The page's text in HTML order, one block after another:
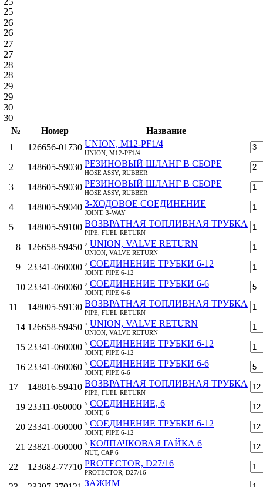
25
26
26
27
27
28
28
29
29
30
30
№ Номер
Название
1
126656-01730 UNION, M12-PF1/4
UNION, M12-PF1/4
2 148605-59030 РЕЗИНОВЫЙ ШЛАНГ В СБОРЕ
HOSE ASSY, RUBBER
3 148605-59030 РЕЗИНОВЫЙ ШЛАНГ В СБОРЕ
HOSE ASSY, RUBBER
4 148005-59040 3-ХОДОВОЕ СОЕДИНЕНИЕ
JOINT, 3-WAY
5 148005-59100 ВОЗВРАТНАЯ ТОПЛИВНАЯ ТРУБКА
PIPE, FUEL RETURN
8 126658-59450 › UNION, VALVE RETURN
UNION, VALVE RETURN
9 23341-060000 › СОЕДИНЕНИЕ ТРУБКИ 6-12
JOINT, PIPE 6-12
10 23341-060060 › СОЕДИНЕНИЕ ТРУБКИ 6-6
JOINT, PIPE 6-6
11 148005-59130 ВОЗВРАТНАЯ ТОПЛИВНАЯ ТРУБКА
PIPE, FUEL RETURN
14 126658-59450 › UNION, VALVE RETURN
UNION, VALVE RETURN
15 23341-060000 › СОЕДИНЕНИЕ ТРУБКИ 6-12
JOINT, PIPE 6-12
16 23341-060060 › СОЕДИНЕНИЕ ТРУБКИ 6-6
JOINT, PIPE 6-6
17 148816-59410 ВОЗВРАТНАЯ ТОПЛИВНАЯ ТРУБКА
PIPE, FUEL RETURN
19 23311-060000 › СОЕДИНЕНИЕ, 6
JOINT, 6
20 23341-060000 › СОЕДИНЕНИЕ ТРУБКИ 6-12
JOINT, PIPE 6-12
21 23821-060000 › КОЛПАЧКОВАЯ ГАЙКА 6
NUT, CAP 6
22 123682-77710 PROTECTOR, D27/16
PROTECTOR, D27/16
ЗАЖИМ